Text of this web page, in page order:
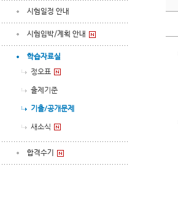
시험일정 안내
시험임박/계획 안내
학습자료실
정오표
출제기준
기출/공개문제
새소식
합격수기